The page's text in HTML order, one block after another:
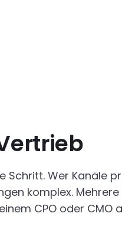
Schritt. Wer Kanäle
komplex.
CPO oder CMO